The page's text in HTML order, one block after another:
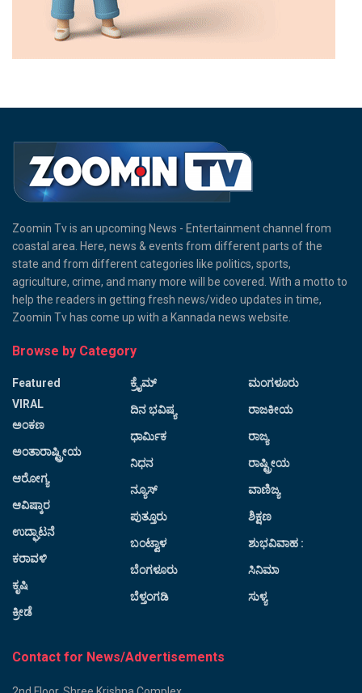
Zoomin Tv is an upcoming News - Entertainment channel from
coastal area. Here, news & events from different parts of the
state and from different categories like politics, sports,
agriculture, crime, and many more will be covered. With a motto to
help the readers in getting fresh news/video updates in time,
Zoomin Tv has come up with a Kannada news website.
Browse by Category
Featured
VIRAL
ಅಂಕಣ
ಅಂತಾರಾಷ್ಟ್ರೀಯ
ಆರೋಗ್ಯ
ಆವಿಷ್ಕಾರ
ಉದ್ಘಾಟನೆ
ಕರಾವಳಿ
ಕೃಷಿ
ಕ್ರೀಡೆ
ಕ್ರೈಮ್
ದಿನ ಭವಿಷ್ಯ
ಧಾರ್ಮಿಕ
ನಿಧನ
ನ್ಯೂಸ್
ಪುತ್ತೂರು
ಬಂಟ್ವಾಳ
ಬೆಂಗಳೂರು
ಬೆಳ್ತಂಗಡಿ
ಮಂಗಳೂರು
ರಾಜಕೀಯ
ರಾಜ್ಯ
ರಾಷ್ಟ್ರೀಯ
ವಾಣಿಜ್ಯ
ಶಿಕ್ಷಣ
ಶುಭವಿವಾಹ :
ಸಿನಿಮಾ
ಸುಳ್ಯ
Contact for News/Advertisements